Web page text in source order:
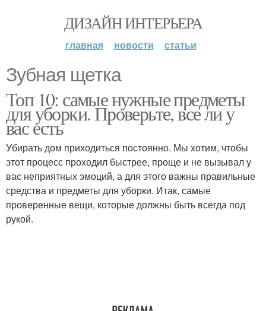
ДИЗАЙН ИНТЕРЬЕРА
главная новости статьи
Зубная щетка
Топ 10: самые нужные предметы
для уборки. Проверьте, все ли у
вас есть
Убирать дом приходиться постоянно. Мы хотим, чтобы
этот процесс проходил быстрее, проще и не вызывал у
вас неприятных эмоций, а для этого важны правильные
средства и предметы для уборки. Итак, самые
проверенные вещи, которые должны быть всегда под
рукой.